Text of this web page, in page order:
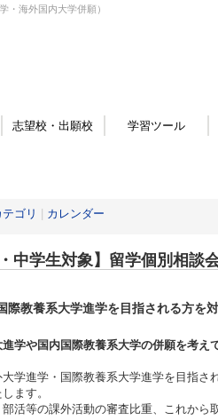
・海外国内大学併願）
志望校・出願校 学習ツール
テゴリ カレンダー
・中学生対象】留学個別相談
際教養系大学進学を目指される方を
学や国内国際教養系大学の併願を考え
学進学・国際教養系大学進学を目指
ます。
活等の課外活動の審査比重、これから